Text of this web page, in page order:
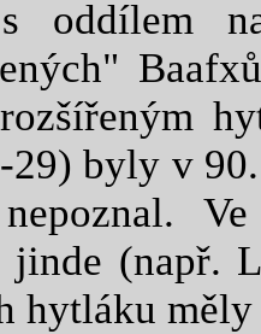
oddílem
29) byly v
nepoznal.
jinde (např.
hytláku